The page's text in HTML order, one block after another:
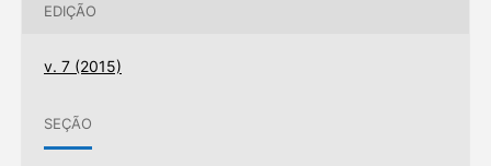
EDIÇÃO
v. 7 (2015)
SEÇÃO